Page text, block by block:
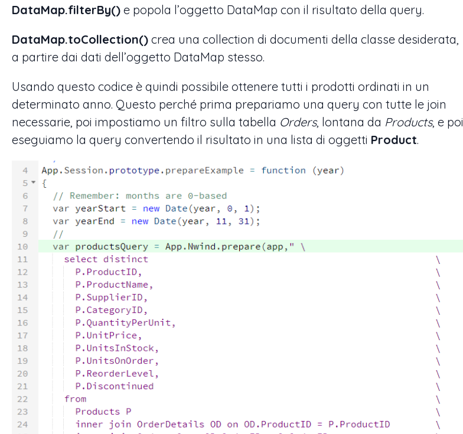
DataMap.filterBy() e popola l’oggetto DataMap con il risultato della query.
DataMap.toCollection() crea una collection di documenti della classe desiderata,
a partire dai dati dell’oggetto DataMap stesso.
Usando questo codice è quindi possibile ottenere tutti i prodotti ordinati in un
determinato anno. Questo perché prima prepariamo una query con tutte le join
necessarie, poi impostiamo un filtro sulla tabella Orders, lontana da Products, e poi
eseguiamo la query convertendo il risultato in una lista di oggetti Product.